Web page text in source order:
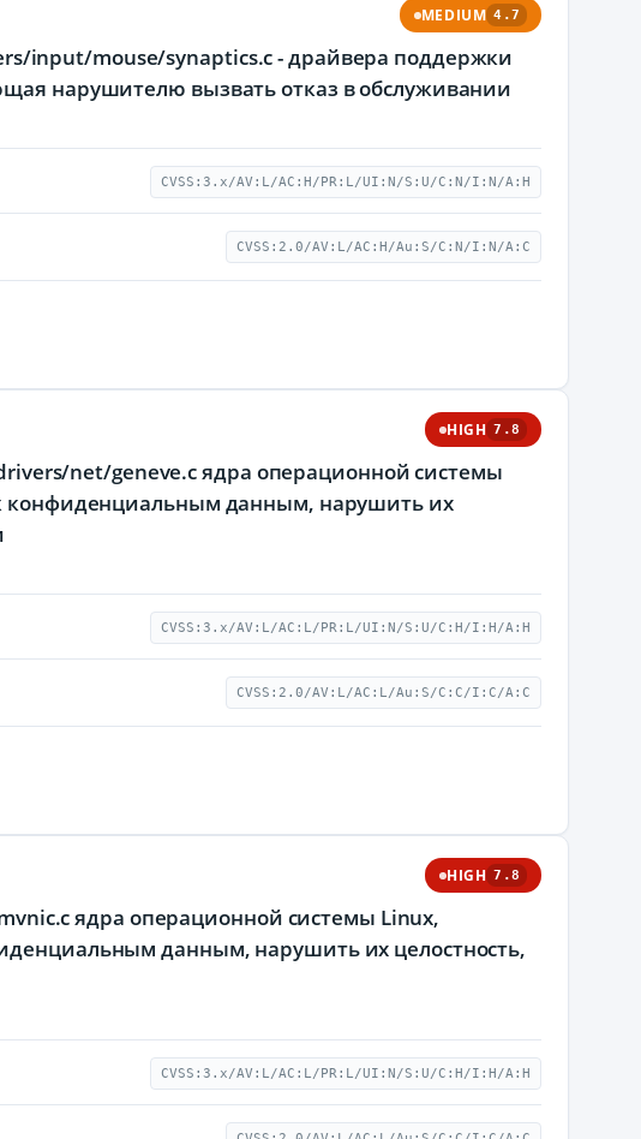
MEDIUM 4.7
input/mouse/synaptics.c - драйвера поддержки
нарушителю вызвать отказ в обслуживании
CVSS:3.x/AV:L/AC:H/PR:L/UI:N/S:U/C:N/I:N/A:H
CVSS:2.0/AV:L/AC:H/Au:S/C:N/I:N/A:C
HIGH 7.8
net/geneve.c ядра операционной системы
конфиденциальным данным, нарушить их
CVSS:3.x/AV:L/AC:L/PR:L/UI:N/S:U/C:H/I:H/A:H
CVSS:2.0/AV:L/AC:L/Au:S/C:C/I:C/A:C
HIGH 7.8
ядра операционной системы Linux,
данным, нарушить их целостность,
CVSS:3.x/AV:L/AC:L/PR:L/UI:N/S:U/C:H/I:H/A:H